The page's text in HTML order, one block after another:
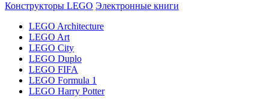
Конструкторы LEGO Электронные книги
LEGO Architecture
LEGO Art
LEGO City
LEGO Duplo
LEGO FIFA
LEGO Formula 1
LEGO Harry Potter